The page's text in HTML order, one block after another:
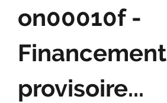
on00010f -
Financement
provisoire...